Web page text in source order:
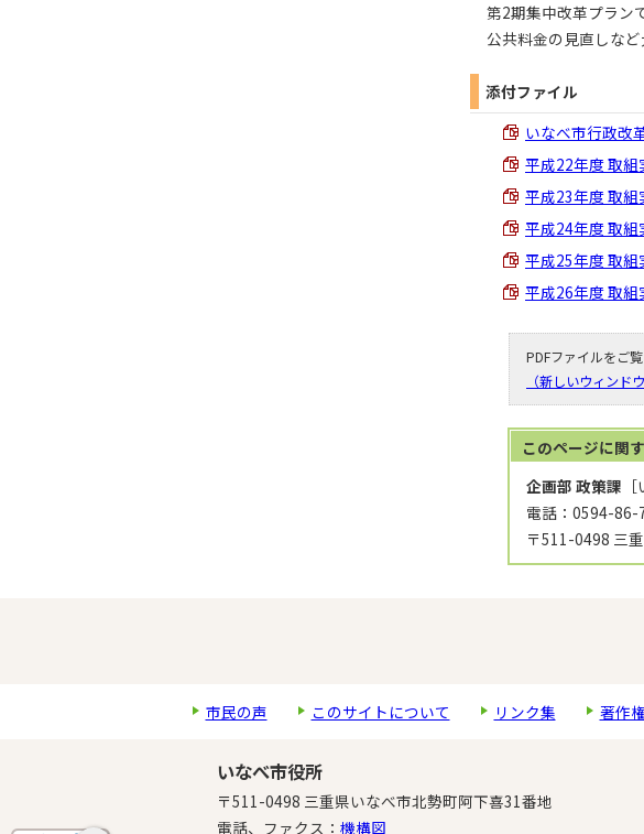
第2期集中改革プラン
公共料金の見直しなど
添付ファイル
いなべ市行政改
平成22年度 取組
平成23年度 取組
平成24年度 取組
平成25年度 取組
平成26年度 取組
PDFファイルをご
（新しいウィンドウ
このページに関
企画部 政策課
電話：0594-86-
〒511-0498 三
市民の声 このサイトについて リンク集 著作
いなべ市役所
〒511-0498 三重県いなべ市北勢町阿下喜31番地
電話、ファクス： 機構図